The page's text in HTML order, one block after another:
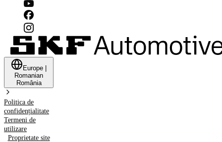
Europe
Romanian
România
Politica de
confidențialitate
Termeni de
utilizare
Proprietate site